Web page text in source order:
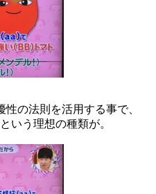
の法則を活用する事で、
いう理想の種類が。